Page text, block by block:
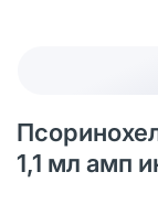
1,1 мл амп